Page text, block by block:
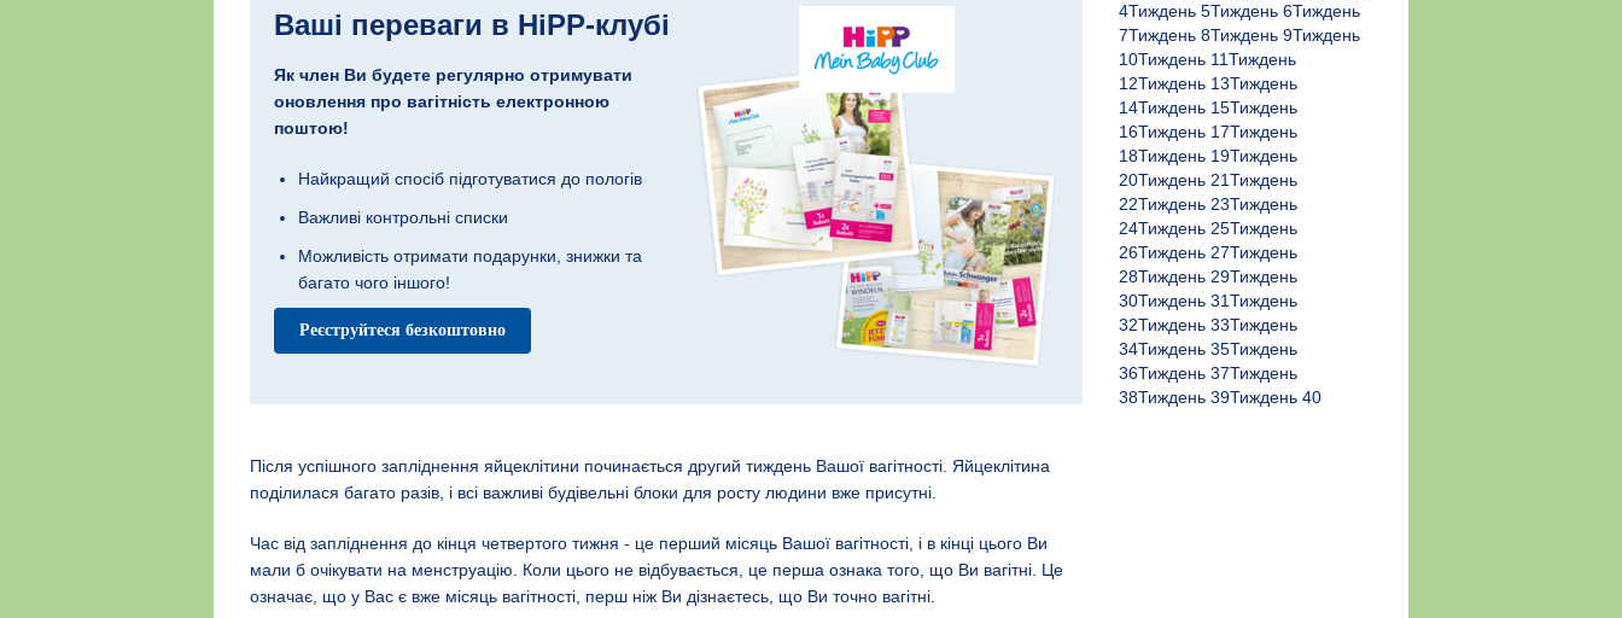
Ваші переваги в HiPP-клубі
Як член Ви будете регулярно отримувати
оновлення про вагітність електронною
поштою!
Найкращий спосіб підготуватися до пологів
Важливі контрольні списки
Можливість отримати подарунки, знижки та
багато чого іншого!
Реєструйтеся безкоштовно
Після успішного запліднення яйцеклітини починається другий тиждень Вашої вагітності. Яйцеклітина
поділилася багато разів, і всі важливі будівельні блоки для росту людини вже присутні.
Час від запліднення до кінця четвертого тижня - це перший місяць Вашої вагітності, і в кінці цього Ви
мали б очікувати на менструацію. Коли цього не відбувається, це перша ознака того, що Ви вагітні. Це
означає, що у Вас є вже місяць вагітності, перш ніж Ви дізнаєтесь, що Ви точно вагітні.
4Тиждень 5Тиждень 6Тиждень
7Тиждень 8Тиждень 9Тиждень
10Тиждень 11Тиждень
12Тиждень 13Тиждень
14Тиждень 15Тиждень
16Тиждень 17Тиждень
18Тиждень 19Тиждень
20Тиждень 21Тиждень
22Тиждень 23Тиждень
24Тиждень 25Тиждень
26Тиждень 27Тиждень
28Тиждень 29Тиждень
30Тиждень 31Тиждень
32Тиждень 33Тиждень
34Тиждень 35Тиждень
36Тиждень 37Тиждень
38Тиждень 39Тиждень 40